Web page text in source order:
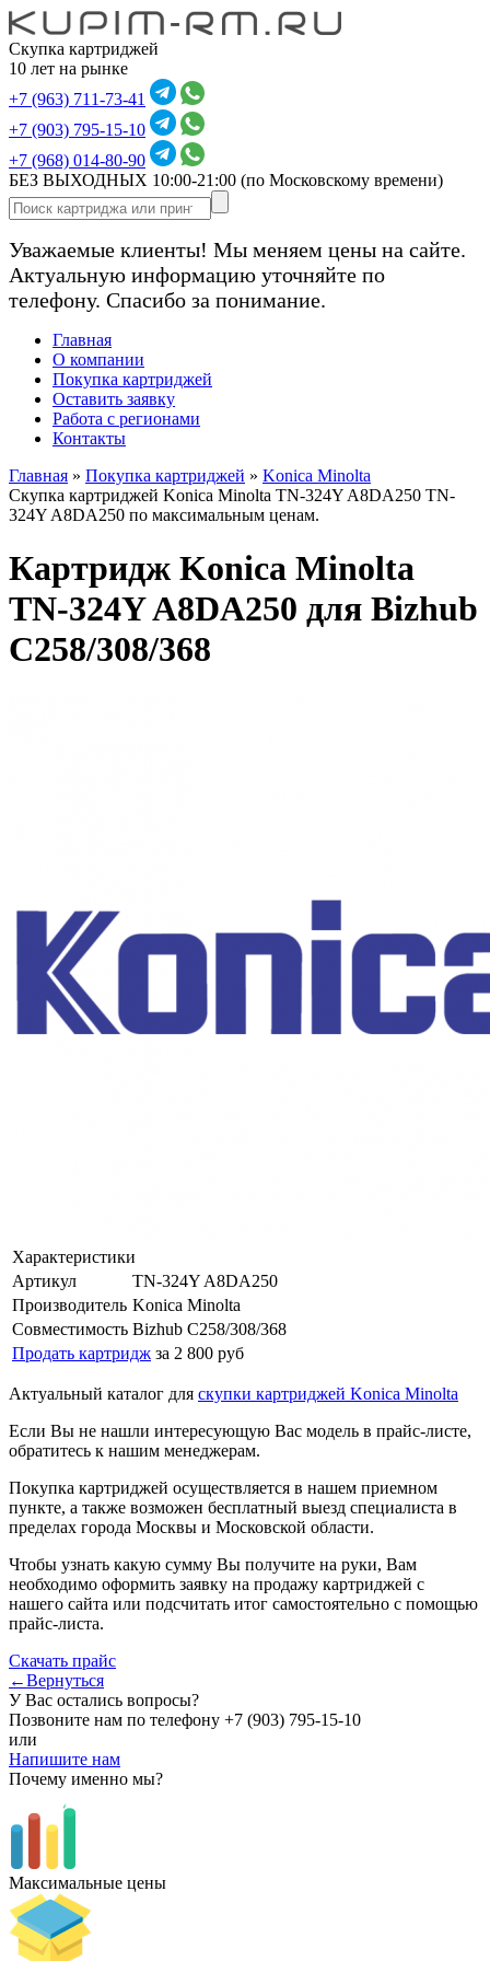
Скупка картриджей
10 лет на рынке
+7 (963) 711-73-41
+7 (903) 795-15-10
+7 (968) 014-80-90
БЕЗ ВЫХОДНЫХ 10:00-21:00 (по Московскому времени)
Уважаемые клиенты! Мы меняем цены на сайте.
Актуальную информацию уточняйте по
телефону. Спасибо за понимание.
Главная
О компании
Покупка картриджей
Оставить заявку
Работа с регионами
Контакты
Главная » Покупка картриджей » Konica Minolta
Скупка картриджей Konica Minolta TN-324Y A8DA250 TN-
324Y A8DA250 по максимальным ценам.
Картридж Konica Minolta
TN-324Y A8DA250 для Bizhub
C258/308/368
Характеристики
Артикул
TN-324Y A8DA250
Производитель Konica Minolta
Совместимость Bizhub C258/308/368
Продать картридж за 2 800 руб
Актуальный каталог для скупки картриджей Konica Minolta
Если Вы не нашли интересующую Вас модель в прайс-листе,
обратитесь к нашим менеджерам.
Покупка картриджей осуществляется в нашем приемном
пункте, а также возможен бесплатный выезд специалиста в
пределах города Москвы и Московской области.
Чтобы узнать какую сумму Вы получите на руки, Вам
необходимо оформить заявку на продажу картриджей с
нашего сайта или подсчитать итог самостоятельно с помощью
прайс-листа.
Скачать прайс
←Вернуться
У Вас остались вопросы?
Позвоните нам по телефону +7 (903) 795-15-10
или
Напишите нам
Почему именно мы?
Максимальные цены